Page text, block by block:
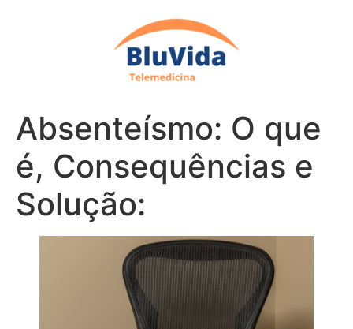
Absenteísmo: O que
é, Consequências e
Solução: